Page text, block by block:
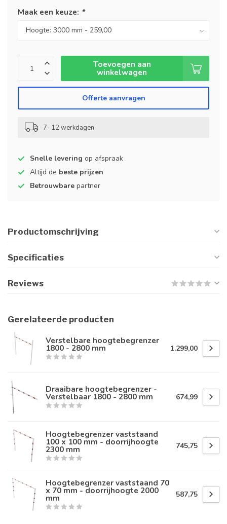
Maak een keuze: *
Toevoegen aan
winkelwagen
Offerte aanvragen
7- 12 werkdagen
Snelle levering op afspraak
Altijd de beste prijzen
Betrouwbare partner
Productomschrijving
Specificaties
Reviews
Gerelateerde producten
Verstelbare hoogtebegrenzer
1800 - 2800 mm 1.299,00
Draaibare hoogtebegrenzer -
Verstelbaar 1800 - 2800 mm 674,99
Hoogtebegrenzer vaststaand
100 x 100 mm - doorrijhoogte
2300 mm 745,75
Hoogtebegrenzer vaststaand 70
x 70 mm - doorrijhoogte 2000
mm 587,75